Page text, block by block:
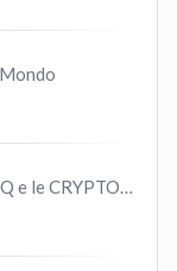
COINBASE COIN sul NASDAQ e le CRYPTO volano!